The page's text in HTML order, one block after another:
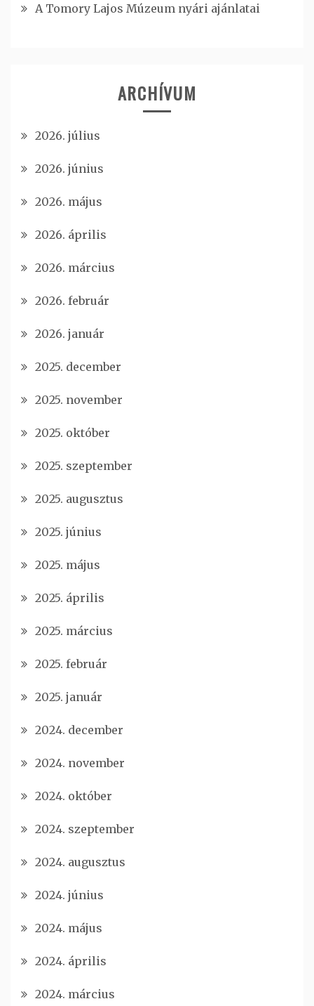
A Tomory Lajos Múzeum nyári ajánlatai
ARCHÍVUM
2026. július
2026. június
2026. május
2026. április
2026. március
2026. február
2026. január
2025. december
2025. november
2025. október
2025. szeptember
2025. augusztus
2025. június
2025. május
2025. április
2025. március
2025. február
2025. január
2024. december
2024. november
2024. október
2024. szeptember
2024. augusztus
2024. június
2024. május
2024. április
2024. március